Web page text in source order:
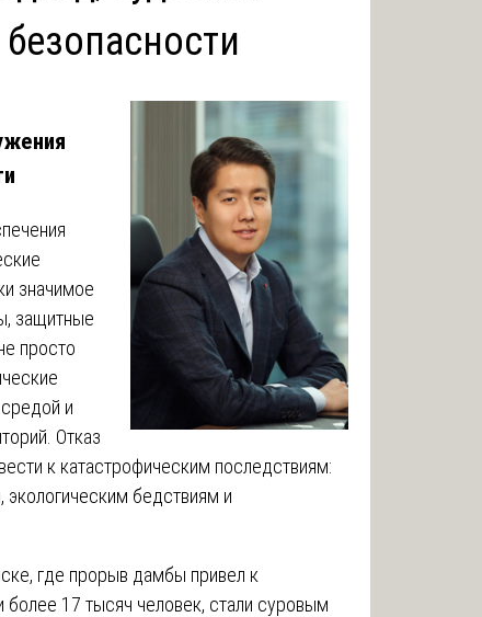
значимое
защитные
просто
и
Отказ
к катастрофическим последствиям:
бедствиям и
где прорыв дамбы привел к
17 тысяч человек, стали суровым